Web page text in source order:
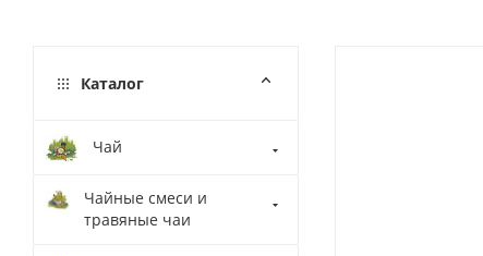
Каталог
Чай
Чайные смеси и
травяные чаи